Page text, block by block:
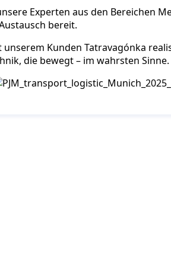
Experten aus den Bereichen
bereit.
Kunden Tatravagónka
die bewegt – im wahrsten Sinne.